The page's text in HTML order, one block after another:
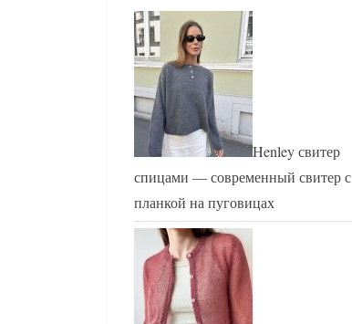
Henley свитер
спицами — современный свитер с
планкой на пуговицах